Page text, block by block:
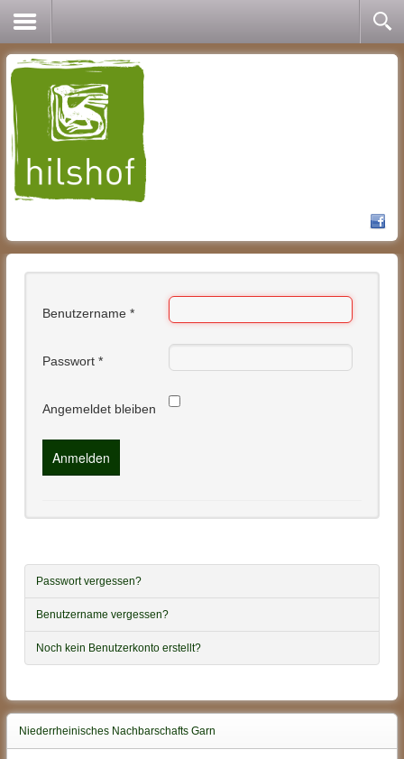
Benutzername *
Passwort *
Angemeldet bleiben
Anmelden
Passwort vergessen?
Benutzername vergessen?
Noch kein Benutzerkonto erstellt?
Niederrheinisches Nachbarschafts Garn